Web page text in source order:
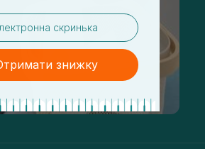
знижку